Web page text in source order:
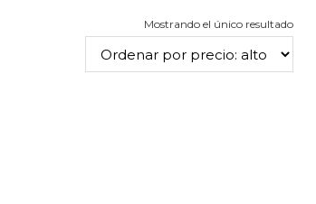
Mostrando el único resultado